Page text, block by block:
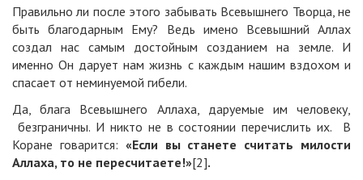
Правильно ли после этого забывать Всевышнего Творца, не
быть благодарным Ему? Ведь имено Всевышний Аллах
создал нас самым достойным созданием на земле. И
именно Он дарует нам жизнь с каждым нашим вздохом и
спасает от неминуемой гибели.
Да, блага Всевышнего Аллаха, даруемые им человеку,
безграничны. И никто не в состоянии перечислить их. В
Коране говарится: «Если вы станете считать милости
Аллаха, то не пересчитаете!»[2].